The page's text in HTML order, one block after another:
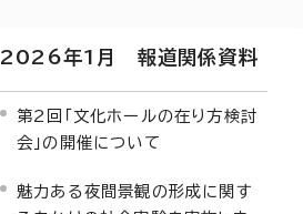
2026年1月 報道関係資料
第2回「文化ホールの在り方検討
会」の開催について
魅力ある夜間景観の形成に関す